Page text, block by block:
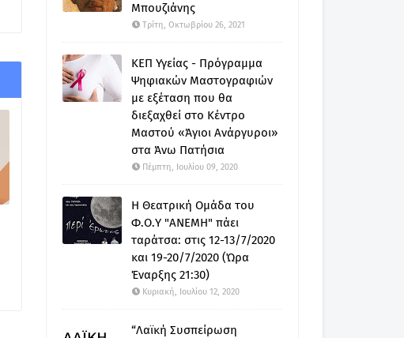
Μπουζιάνης
Τρίτη, Οκτωβρίου 26, 2021
ΚΕΠ Υγείας - Πρόγραμμα
Ψηφιακών Μαστογραφιών
με εξέταση που θα
διεξαχθεί στο Κέντρο
Μαστού «Άγιοι Ανάργυροι»
στα Άνω Πατήσια
Πέμπτη, Ιουλίου 09, 2020
Η Θεατρική Ομάδα του
Φ.Ο.Υ "ΑΝΕΜΗ" πάει
ταράτσα: στις 12-13/7/2020
και 19-20/7/2020 (Ώρα
Έναρξης 21:30)
Κυριακή, Ιουλίου 12, 2020
“Λαϊκή Συσπείρωση